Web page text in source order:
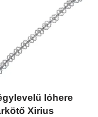
lóhere
Xirius